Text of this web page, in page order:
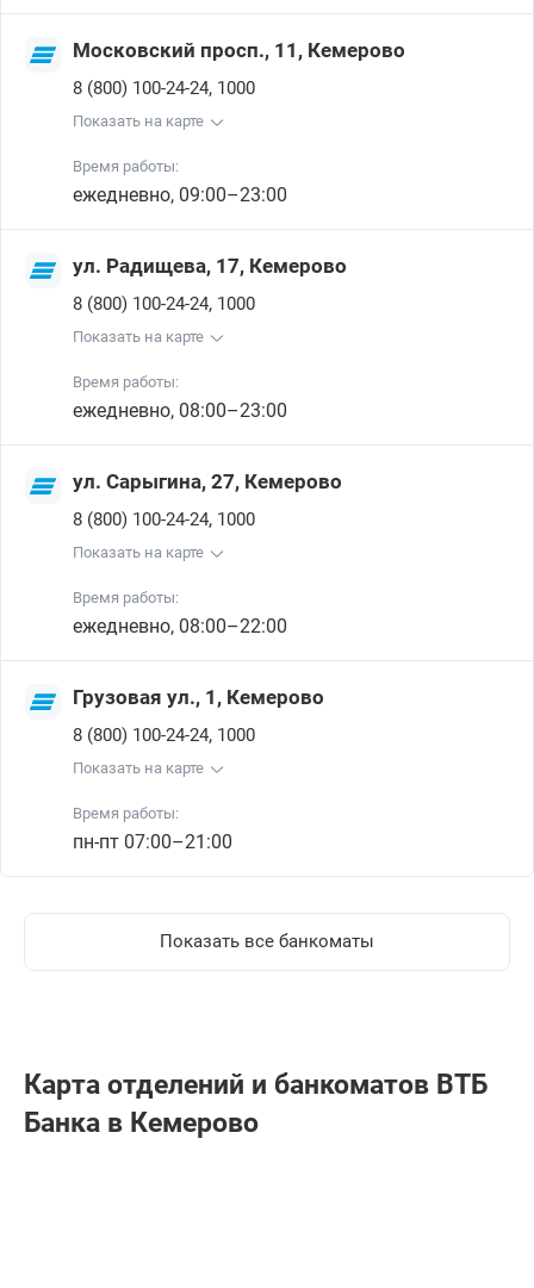
Московский просп., 11, Кемерово
8 (800) 100-24-24, 1000
Показать на карте
Время работы:
ежедневно, 09:00–23:00
ул. Радищева, 17, Кемерово
8 (800) 100-24-24, 1000
Показать на карте
Время работы:
ежедневно, 08:00–23:00
ул. Сарыгина, 27, Кемерово
8 (800) 100-24-24, 1000
Показать на карте
Время работы:
ежедневно, 08:00–22:00
Грузовая ул., 1, Кемерово
8 (800) 100-24-24, 1000
Показать на карте
Время работы:
пн-пт 07:00–21:00
Показать все банкоматы
Карта отделений и банкоматов ВТБ
Банкa в Кемерово